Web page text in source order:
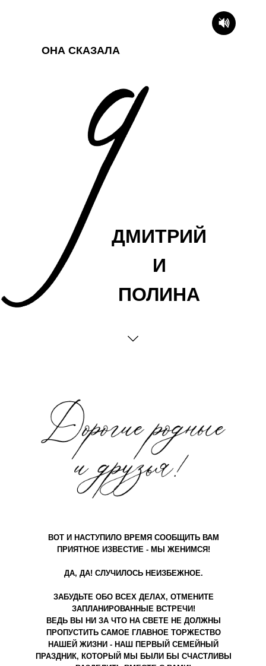
ОНА СКАЗАЛА
ДМИТРИЙ
И
ПОЛИНА
ВОТ И НАСТУПИЛО ВРЕМЯ СООБЩИТЬ ВАМ
ПРИЯТНОЕ ИЗВЕСТИЕ - МЫ ЖЕНИМСЯ!
ДА, ДА! СЛУЧИЛОСЬ НЕИЗБЕЖНОЕ.
ЗАБУДЬТЕ ОБО ВСЕХ ДЕЛАХ, ОТМЕНИТЕ
ЗАПЛАНИРОВАННЫЕ ВСТРЕЧИ!
ВЕДЬ ВЫ НИ ЗА ЧТО НА СВЕТЕ НЕ ДОЛЖНЫ
ПРОПУСТИТЬ САМОЕ ГЛАВНОЕ ТОРЖЕСТВО
НАШЕЙ ЖИЗНИ - НАШ ПЕРВЫЙ СЕМЕЙНЫЙ
ПРАЗДНИК, КОТОРЫЙ МЫ БЫЛИ БЫ СЧАСТЛИВЫ